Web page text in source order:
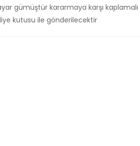
gümüştür kararmaya karşı
kutusu ile gönderilecektir